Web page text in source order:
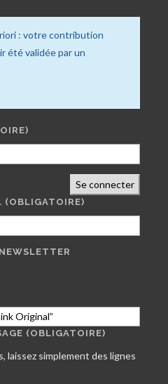
: votre contribution
été validée par un
Se connecter
(OBLIGATOIRE)
TEXTE DE VOTRE MESSAGE (OBLIGATOIRE)
laissez simplement des lignes